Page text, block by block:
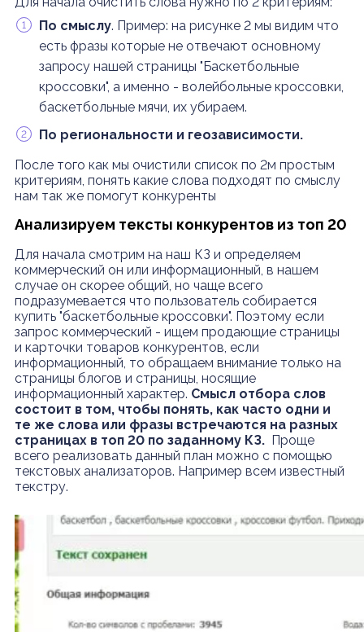
По смыслу. Пример: на рисунке 2 мы видим что
есть фразы которые не отвечают основному
запросу нашей страницы "Баскетбольные
кроссовки", а именно - волейбольные кроссовки,
баскетбольные мячи, их убираем.
По региональности и геозависимости.
После того как мы очистили список по 2м простым
критериям, понять какие слова подходят по смыслу
нам так же помогут конкуренты
Анализируем тексты конкурентов из топ 20
Для начала смотрим на наш КЗ и определяем
коммерческий он или информационный, в нашем
случае он скорее общий, но чаще всего
подразумевается что пользователь собирается
купить "баскетбольные кроссовки". Поэтому если
запрос коммерческий - ищем продающие страницы
и карточки товаров конкурентов, если
информационный, то обращаем внимание только на
страницы блогов и страницы, носящие
информационный характер. Смысл отбора слов
состоит в том, чтобы понять, как часто одни и
те же слова или фразы встречаются на разных
страницах в топ 20 по заданному КЗ. Проще
всего реализовать данный план можно с помощью
текстовых анализаторов. Например всем известный
текстру.